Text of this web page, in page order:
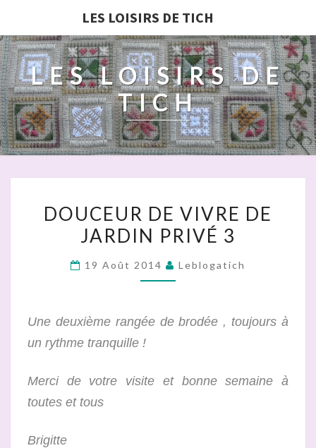
LES LOISIRS DE TICH
LES LOISIRS DE
TICH
DE
VIVRE
JARDIN
DOUCEUR DE VIVRE DE
JARDIN PRIVÉ 3
19 Août 2014 Leblogatich
Une deuxième rangée de brodée , toujours à
un rythme tranquille !
Merci de votre visite et bonne semaine à
toutes et tous
Brigitte